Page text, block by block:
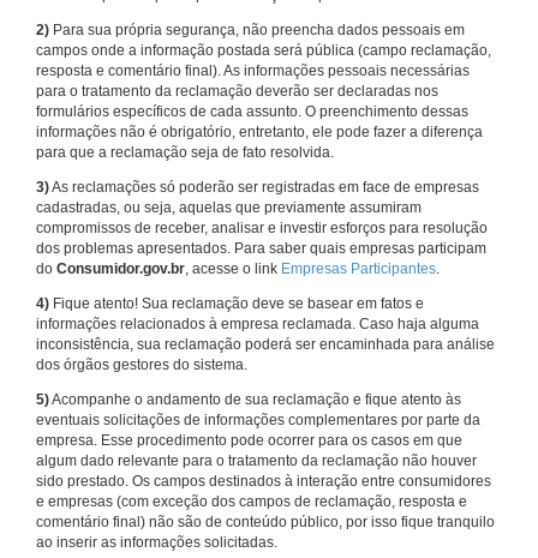
2) Para sua própria segurança, não preencha dados pessoais em
campos onde a informação postada será pública (campo reclamação,
resposta e comentário final). As informações pessoais necessárias
para o tratamento da reclamação deverão ser declaradas nos
formulários específicos de cada assunto. O preenchimento dessas
informações não é obrigatório, entretanto, ele pode fazer a diferença
para que a reclamação seja de fato resolvida.
3)As reclamações só poderão ser registradas em face de empresas
cadastradas, ou seja, aquelas que previamente assumiram
compromissos de receber, analisar e investir esforços para resolução
dos problemas apresentados. Para saber quais empresas participam
do Consumidor.gov.br, acesse o link Empresas Participantes.
4) Fique atento! Sua reclamação deve se basear em fatos e
informações relacionados à empresa reclamada. Caso haja alguma
inconsistência, sua reclamação poderá ser encaminhada para análise
dos órgãos gestores do sistema.
5)Acompanhe o andamento de sua reclamação e fique atento às
eventuais solicitações de informações complementares por parte da
empresa. Esse procedimento pode ocorrer para os casos em que
algum dado relevante para o tratamento da reclamação não houver
sido prestado. Os campos destinados à interação entre consumidores
e empresas (com exceção dos campos de reclamação, resposta e
comentário final) não são de conteúdo público, por isso fique tranquilo
ao inserir as informações solicitadas.